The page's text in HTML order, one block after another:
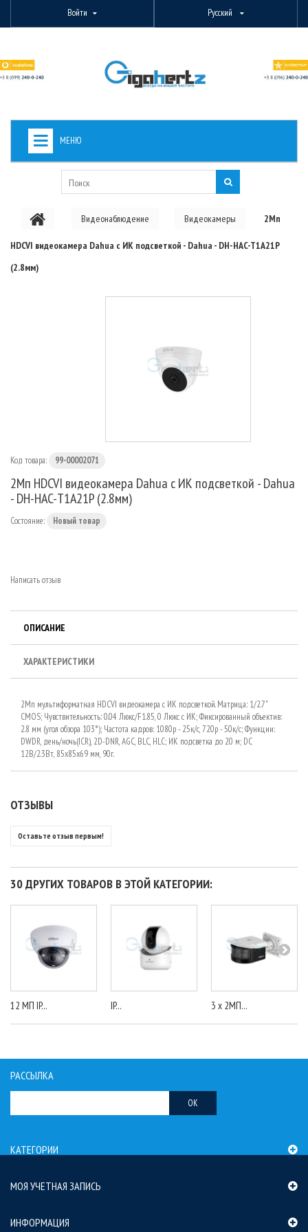
Войти Русский
МЕНЮ
PON ОБОРУДОВАНИЕ
Видеонаблюдение Видеокамеры 2Мп
HDCVI видеокамера Dahua с ИК подсветкой - Dahua - DH-HAC-T1A21P
(2.8мм)
Код товара: 99-00002071
2Мп HDCVI видеокамера Dahua с ИК подсветкой - Dahua
- DH-HAC-T1A21P (2.8мм)
Состояние: Новый товар
Написать отзыв
ОПИСАНИЕ
ХАРАКТЕРИСТИКИ
2Мп мультиформатная HDCVI видеокамера с ИК подсветкой. Матрица: 1/2.7"
CMOS; Чувствительность: 0.04 Люкс/F1.85, 0 Люкс с ИК; Фиксированный объектив:
2.8 мм (угол обзора 103°); Частота кадров: 1080p - 25к/с, 720p - 50к/с; Функции:
DWDR, день/ночь(ICR), 2D-DNR, AGC, BLC, HLC; ИК подсветка до 20 м; DC
12В/2.3Вт, 85х85х69 мм, 90г.
ОТЗЫВЫ
Оставьте отзыв первым!
30 ДРУГИХ ТОВАРОВ В ЭТОЙ КАТЕГОРИИ:
12 МП IP... IP... 3 x 2МП...
РАССЫЛКА
OK
КАТЕГОРИИ
МОЯ УЧЕТНАЯ ЗАПИСЬ
ИНФОРМАЦИЯ